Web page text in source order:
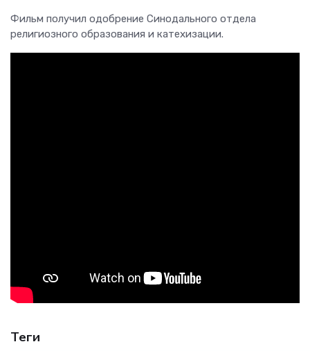
Фильм получил одобрение Синодального отдела
религиозного образования и катехизации.
Теги